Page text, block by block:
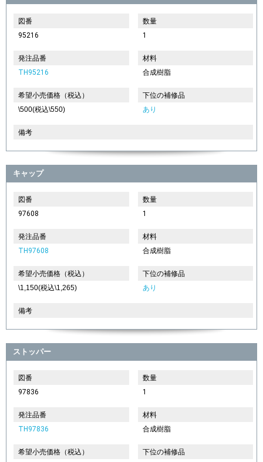
図番
95216
数量
1
発注品番
TH95216
材料
合成樹脂
希望小売価格（税込）
\500(税込\550)
下位の補修品
あり
備考
キャップ
図番
97608
数量
1
発注品番
TH97608
材料
合成樹脂
希望小売価格（税込）
\1,150(税込\1,265)
下位の補修品
あり
備考
ストッパー
図番
97836
数量
1
発注品番
TH97836
材料
合成樹脂
希望小売価格（税込）
下位の補修品